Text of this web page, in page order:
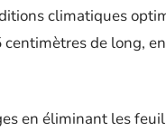
climatiques
de long,
en éliminant les